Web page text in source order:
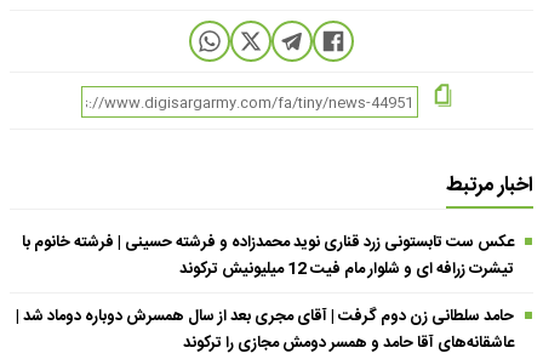
اخبار مرتبط
عکس ست تابستونی زرد قناری نوید محمدزاده و فرشته حسینی | فرشته خانوم با
تیشرت زرافه ای و شلوار مام فیت 12 میلیونیش ترکوند
حامد سلطانی زن دوم گرفت | آقای مجری بعد از سال همسرش دوباره دوماد شد |
عاشقانه‌های آقا حامد و همسر دومش مجازی را ترکوند